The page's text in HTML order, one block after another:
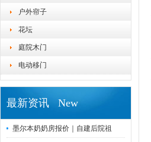
户外帘子
花坛
庭院木门
电动移门
最新资讯 New
墨尔本奶奶房报价｜自建后院祖